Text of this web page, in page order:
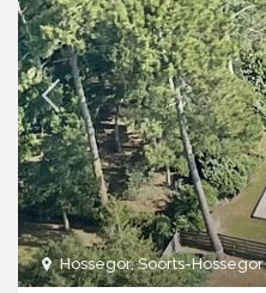
Hossegor, Soorts-Hossegor